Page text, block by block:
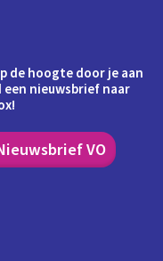
de hoogte door je aan
nieuwsbrief naar
VO